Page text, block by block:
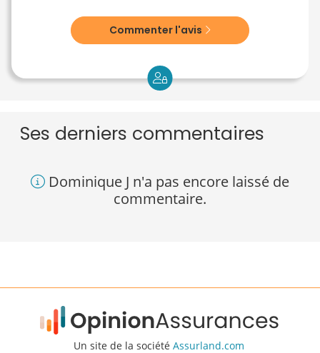
Commenter l'avis
Ses derniers commentaires
Dominique J n'a pas encore laissé de
commentaire.
Un site de la société Assurland.com